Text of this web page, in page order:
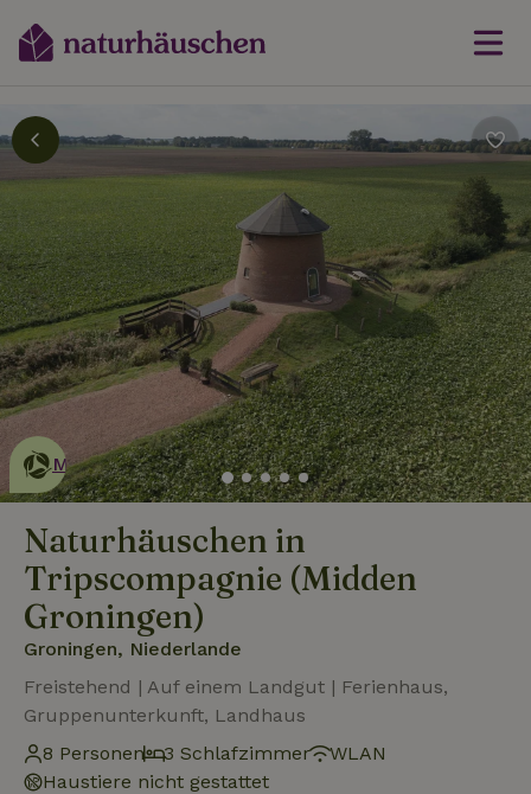
Dies ist ein
umweltschonendes
Naturhäuschen
Mehr erfahren
Naturhäuschen in
Tripscompagnie (Midden
Groningen)
Groningen, Niederlande
Freistehend | Auf einem Landgut | Ferienhaus,
Gruppenunterkunft, Landhaus
8 Personen
3 Schlafzimmer
WLAN
Haustiere nicht gestattet